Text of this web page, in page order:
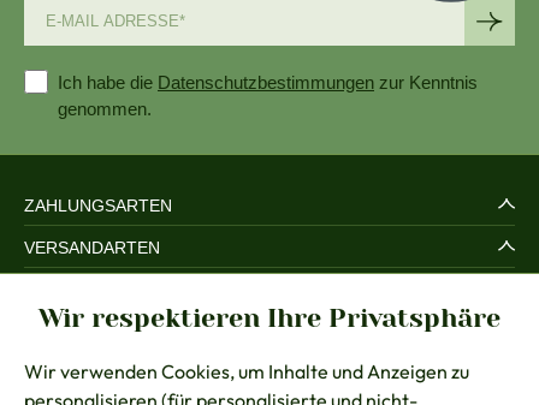
Ich habe die Datenschutzbestimmungen zur Kenntnis
genommen.
ZAHLUNGSARTEN
VERSANDARTEN
RECHTLICHES
BERATUNG
Wir respektieren Ihre Privatsphäre
Wir verwenden Cookies, um Inhalte und Anzeigen zu
personalisieren (für personalisierte und nicht-